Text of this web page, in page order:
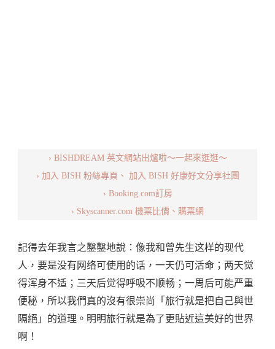
› BISHDREAM 英文網站出爐啦～一起來逛逛～
› 加入 BISH 粉絲專頁、 加入 BISH 好康好文分享社團
› Booking.com訂房
› Skyscanner.com 機票比價、購票網
記得去年我言之鑿鑿地說：像我和曾先生这样的现代
人，要是没有网络可使用的话，一天仍可活命；两天觉
得浑身不适；三天后觉得呼吸不顺畅；一周后可能严重
便秘，所以我們真的沒有很崇尚「旅行就是把自己與世
隔絕」的道理。明明旅行就是為了更貼近這美好的世界
啊！